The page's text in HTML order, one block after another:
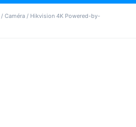
/ Caméra / Hikvision 4K Powered-by-